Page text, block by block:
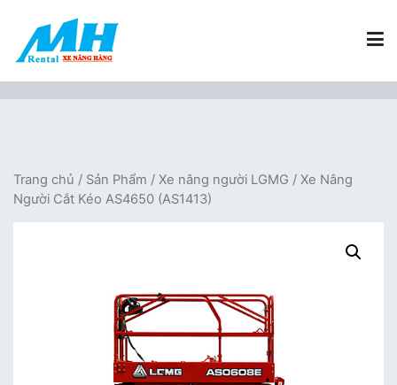
nội
Xe Nâng Hàng MH Rental
Trang chủ / Sản Phẩm / Xe nâng người LGMG / Xe Nâng
Người Cắt Kéo AS4650 (AS1413)